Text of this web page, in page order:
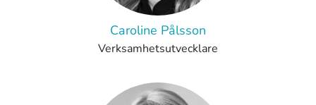
Caroline Pålsson
Verksamhetsutvecklare